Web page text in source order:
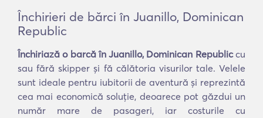
Închirieri de bărci în Juanillo, Dominican
Republic
Închiriază o barcă în Juanillo, Dominican Republiccu
sau fără skipper și fă călătoria visurilor tale. Velele
sunt ideale pentru iubitorii de aventură și reprezintă
cea mai economică soluție, deoarece pot găzdui un
număr mare de pasageri, iar costurile cu